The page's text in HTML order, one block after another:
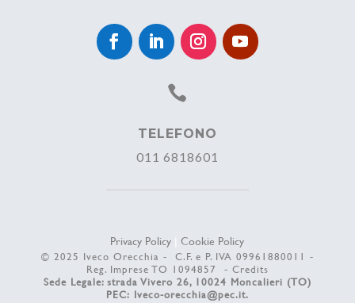

TELEFONO
011 6818601
Privacy Policy |Cookie Policy
© 2025 Iveco Orecchia - C.F. e P. IVA 09961880011 -
Reg. Imprese TO 1094857 - Credits
Sede Legale: strada Vivero 26, 10024 Moncalieri (TO)
PEC: Iveco-orecchia@pec.it.